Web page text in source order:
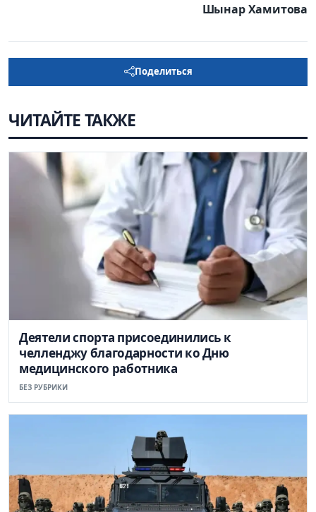
Шынар Хамитова
Поделиться
ЧИТАЙТЕ ТАКЖЕ
Деятели спорта присоединились к
челленджу благодарности ко Дню
медицинского работника
БЕЗ РУБРИКИ